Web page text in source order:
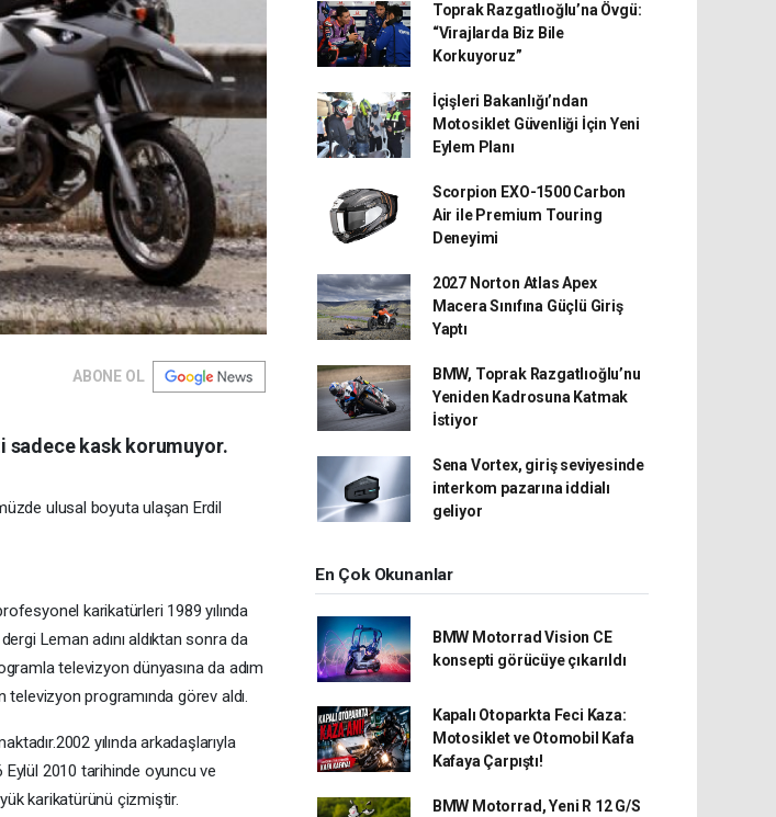
ABONE OL
sadece kask korumuyor.
ulusal boyuta ulaşan Erdil
karikatürleri 1989 yılında
Leman adını aldıktan sonra da
televizyon dünyasına da adım
televizyon programında görev aldı.
yılında arkadaşlarıyla
Eylül 2010 tarihinde oyuncu ve
karikatürünü çizmiştir.
Toprak Razgatlıoğlu’na Övgü:
“Virajlarda Biz Bile
Korkuyoruz”
İçişleri Bakanlığı’ndan
Motosiklet Güvenliği İçin Yeni
Eylem Planı
Scorpion EXO-1500 Carbon
Air ile Premium Touring
Deneyimi
2027 Norton Atlas Apex
Macera Sınıfına Güçlü Giriş
Yaptı
BMW, Toprak Razgatlıoğlu’nu
Yeniden Kadrosuna Katmak
İstiyor
Sena Vortex, giriş seviyesinde
interkom pazarına iddialı
geliyor
En Çok Okunanlar
BMW Motorrad Vision CE
konsepti görücüye çıkarıldı
Kapalı Otoparkta Feci Kaza:
Motosiklet ve Otomobil Kafa
Kafaya Çarpıştı!
BMW Motorrad, Yeni R 12 G/S